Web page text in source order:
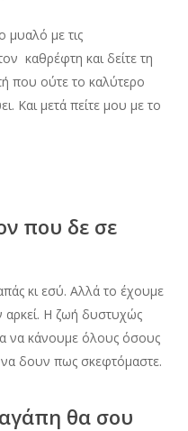
μυαλό με τις
καθρέφτη και δείτε τη
που ούτε το καλύτερο
Και μετά πείτε μου με το
που δε σε
κι εσύ. Αλλά το έχουμε
αρκεί. Η ζωή δυστυχώς
να κάνουμε όλους όσους
δουν πως σκεφτόμαστε.
θα σου